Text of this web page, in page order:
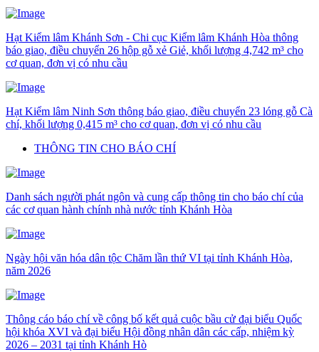
Hạt Kiểm lâm Khánh Sơn - Chi cục Kiểm lâm Khánh Hòa thông
báo giao, điều chuyển 26 hộp gỗ xẻ Giẻ, khối lượng 4,742 m³ cho
cơ quan, đơn vị có nhu cầu
Hạt Kiểm lâm Ninh Sơn thông báo giao, điều chuyển 23 lóng gỗ Cà
chí, khối lượng 0,415 m³ cho cơ quan, đơn vị có nhu cầu
THÔNG TIN CHO BÁO CHÍ
Danh sách người phát ngôn và cung cấp thông tin cho báo chí của
các cơ quan hành chính nhà nước tỉnh Khánh Hòa
Ngày hội văn hóa dân tộc Chăm lần thứ VI tại tỉnh Khánh Hòa,
năm 2026
Thông cáo báo chí về công bố kết quả cuộc bầu cử đại biểu Quốc
hội khóa XVI và đại biểu Hội đồng nhân dân các cấp, nhiệm kỳ
2026 – 2031 tại tỉnh Khánh Hò